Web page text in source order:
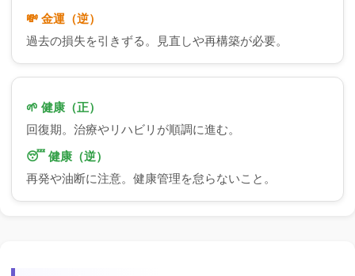
💸 金運（逆）
過去の損失を引きずる。見直しや再構築が必要。
🌱 健康（正）
回復期。治療やリハビリが順調に進む。
😴 健康（逆）
再発や油断に注意。健康管理を怠らないこと。